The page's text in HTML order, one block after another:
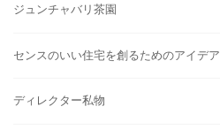
ジュンチャバリ茶園
センスのいい住宅を創るためのアイデア
ディレクター私物